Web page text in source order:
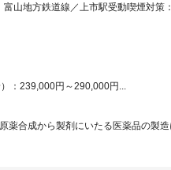
山地方鉄道線／上市駅受動喫煙対策
：239,000円～290,000円...
合成から製剤にいたる医薬品の製造